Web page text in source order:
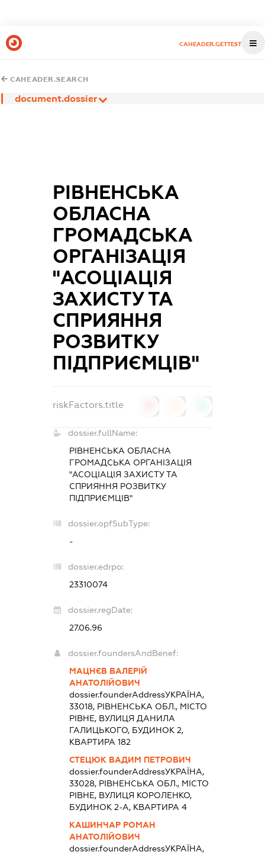
CAHEADER.GETTEST
CAHEADER.SEARCH
document.dossier
РІВНЕНСЬКА
ОБЛАСНА
ГРОМАДСЬКА
ОРГАНІЗАЦІЯ
"АСОЦІАЦІЯ
ЗАХИСТУ ТА
СПРИЯННЯ
РОЗВИТКУ
ПІДПРИЄМЦІВ"
riskFactors.title
dossier.fullName:
РІВНЕНСЬКА ОБЛАСНА
ГРОМАДСЬКА ОРГАНІЗАЦІЯ
"АСОЦІАЦІЯ ЗАХИСТУ ТА
СПРИЯННЯ РОЗВИТКУ
ПІДПРИЄМЦІВ"
dossier.opfSubType:
-
dossier.edrpo:
23310074
dossier.regDate:
27.06.96
dossier.foundersAndBenef:
МАЦНЄВ ВАЛЕРІЙ
АНАТОЛІЙОВИЧ
dossier.founderAddressУКРАЇНА,
33018, РІВНЕНСЬКА ОБЛ., МІСТО
РІВНЕ, ВУЛИЦЯ ДАНИЛА
ГАЛИЦЬКОГО, БУДИНОК 2,
КВАРТИРА 182
СТЕЦЮК ВАДИМ ПЕТРОВИЧ
dossier.founderAddressУКРАЇНА,
33028, РІВНЕНСЬКА ОБЛ., МІСТО
РІВНЕ, ВУЛИЦЯ КОРОЛЕНКО,
БУДИНОК 2-А, КВАРТИРА 4
КАШИНЧАР РОМАН
АНАТОЛІЙОВИЧ
dossier.founderAddressУКРАЇНА,